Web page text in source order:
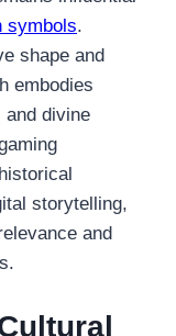
symbols.
shape and
embodies
divine
storytelling,
and